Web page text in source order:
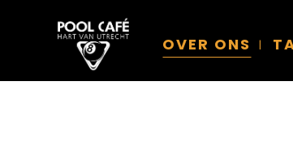
OVER ONS